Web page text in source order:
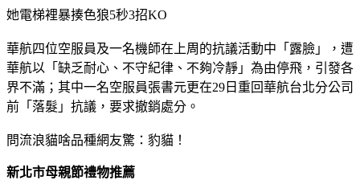
她電梯裡暴揍色狼5秒3招KO
華航四位空服員及一名機師在上周的抗議活動中「露臉」，遭
華航以「缺乏耐心、不守紀律、不夠冷靜」為由停飛，引發各
界不滿；其中一名空服員張書元更在29日重回華航台北分公司
前「落髮」抗議，要求撤銷處分。
問流浪貓啥品種網友驚：豹貓！
新北市母親節禮物推薦